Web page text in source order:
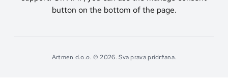
button on the bottom of the page.
Artmen d.o.o. © 2026. Sva prava pridržana.